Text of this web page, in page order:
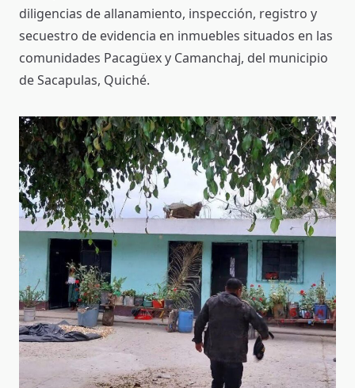
diligencias de allanamiento, inspección, registro y
secuestro de evidencia en inmuebles situados en las
comunidades Pacagüex y Camanchaj, del municipio
de Sacapulas, Quiché.